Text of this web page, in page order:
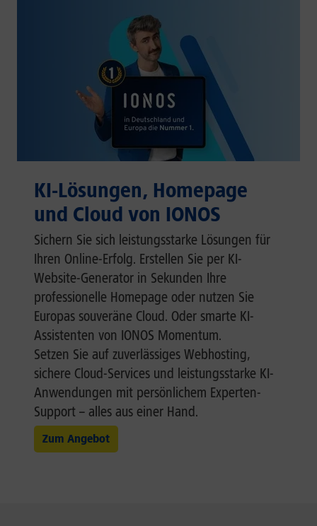
KI-Lösungen, Homepage
und Cloud von IONOS
Sichern Sie sich leistungsstarke Lösungen für
Ihren Online-Erfolg. Erstellen Sie per KI-
Website-Generator in Sekunden Ihre
professionelle Homepage oder nutzen Sie
Europas souveräne Cloud. Oder smarte KI-
Assistenten von IONOS Momentum.
Setzen Sie auf zuverlässiges Webhosting,
sichere Cloud-Services und leistungsstarke KI-
Anwendungen mit persönlichem Experten-
Support – alles aus einer Hand.
Zum Angebot